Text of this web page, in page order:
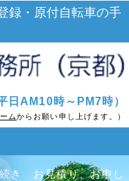
録・原付自転車の手
日AM10時～PM7時）
ムからお願い申し上げます。）
き お見積り、お申し